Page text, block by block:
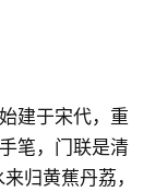
建于宋代，重
笔，门联是清
归黄蕉丹荔，